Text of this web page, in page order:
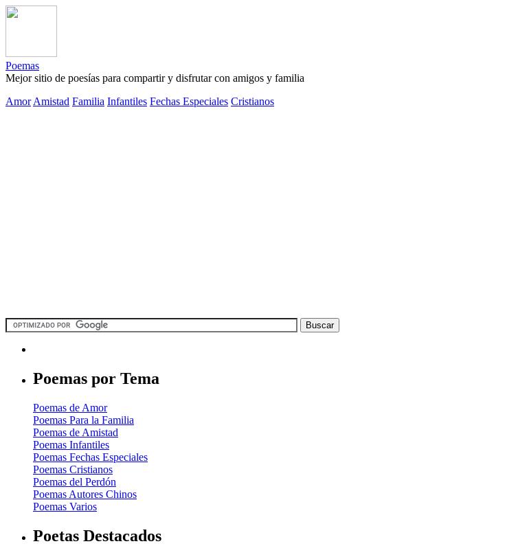
Poemas
Mejor sitio de poesías para compartir y disfrutar con amigos y familia
Amor Amistad Familia Infantiles Fechas Especiales Cristianos
Poemas por Tema
Poemas de Amor
Poemas Para la Familia
Poemas de Amistad
Poemas Infantiles
Poemas Fechas Especiales
Poemas Cristianos
Poemas del Perdón
Poemas Autores Chinos
Poemas Varios
Poetas Destacados